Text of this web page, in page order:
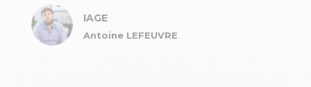
IAGE
Antoine LEFEUVRE